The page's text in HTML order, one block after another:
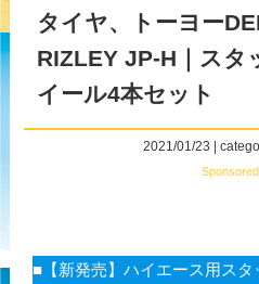
タイヤ、トーヨー
RIZLEY JP-H｜スタ
イール4本セット
2021/01/23 |
■【新発売】ハイエース用ス